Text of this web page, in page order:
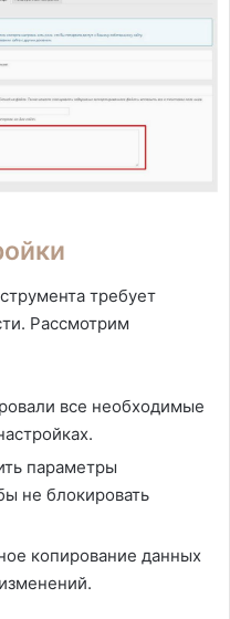
требует
Рассмотрим
все необходимые
параметры
не блокировать
копирование данных